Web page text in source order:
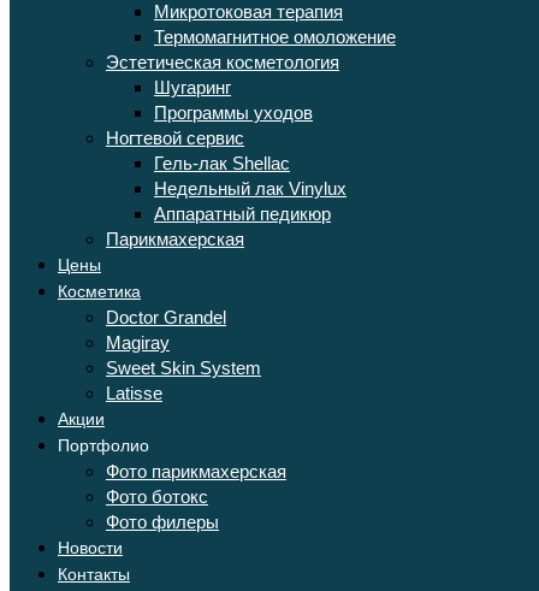
Микротоковая терапия
Термомагнитное омоложение
Эстетическая косметология
Шугаринг
Программы уходов
Ногтевой сервис
Гель-лак Shellac
Недельный лак Vinylux
Аппаратный педикюр
Парикмахерская
Цены
Косметика
Doctor Grandel
Magiray
Sweet Skin System
Latisse
Акции
Портфолио
Фото парикмахерская
Фото ботокс
Фото филеры
Новости
Контакты